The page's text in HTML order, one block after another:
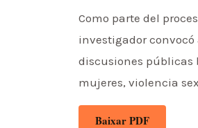
Como parte del
investigador convocó
discusiones públicas
mujeres, violencia
Baixar PDF